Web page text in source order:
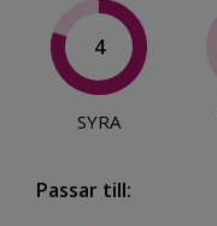
4
SYRA
Passar till: